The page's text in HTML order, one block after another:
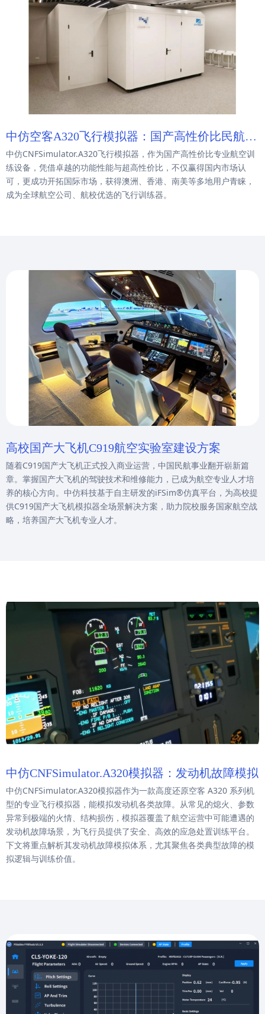
中仿空客A320飞行模拟器：国产高性价比民航飞
行员改装复训优选方案
中仿CNFSimulator.A320飞行模拟器，作为国产高性价比专业航空训
练设备，凭借卓越的功能性能与超高性价比，不仅赢得国内市场认
可，更成功开拓国际市场，获得澳洲、香港、南美等多地用户青睐，
成为全球航空公司、航校优选的飞行训练器。
高校国产大飞机C919航空实验室建设方案
随着C919国产大飞机正式投入商业运营，中国民航事业翻开崭新篇
章。掌握国产大飞机的驾驶技术和维修能力，已成为航空专业人才培
养的核心方向。中仿科技基于自主研发的iFSim®仿真平台，为高校提
供C919国产大飞机模拟器全场景解决方案，助力院校服务国家航空战
略，培养国产大飞机专业人才。
中仿CNFSimulator.A320模拟器：发动机故障模拟
中仿CNFSimulator.A320模拟器作为一款高度还原空客 A320 系列机
型的专业飞行模拟器，能模拟发动机各类故障。从常见的熄火、参数
异常到极端的火情、结构损伤，模拟器覆盖了航空运营中可能遭遇的
发动机故障场景，为飞行员提供了安全、高效的应急处置训练平台。
下文将重点解析其发动机故障模拟体系，尤其聚焦各类典型故障的模
拟逻辑与训练价值。